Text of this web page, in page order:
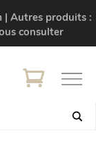
| Autres produits :
consulter